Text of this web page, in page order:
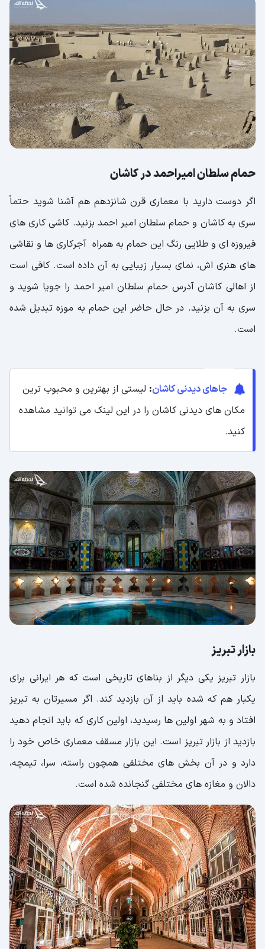
حمام سلطان امیراحمد در کاشان
اگر دوست دارید با معماری قرن شانزدهم هم آشنا شوید حتماً
سری به کاشان و حمام سلطان امیر احمد بزنید. کاشی کاری های
فیروزه ای و طلایی رنگ این حمام به همراه آجرکاری ها و نقاشی
های هنری اش، نمای بسیار زیبایی به آن داده است. کافی است
از اهالی کاشان آدرس حمام سلطان امیر احمد را جویا شوید و
سری به آن بزنید. در حال حاضر این حمام به موزه تبدیل شده
است.
جاهای دیدنی کاشان: لیستی از بهترین و محبوب ترین
مکان های دیدنی کاشان را در این لینک می توانید مشاهده
کنید.
بازار تبریز
بازار تبریز یکی دیگر از بناهای تاریخی است که هر ایرانی برای
یکبار هم که شده باید از آن بازدید کند. اگر مسیرتان به تبریز
افتاد و به شهر اولین ها رسیدید، اولین کاری که باید انجام دهید
بازدید از بازار تبریز است. این بازار مسقف معماری خاص خود را
دارد و در آن بخش های مختلفی همچون راسته، سرا، تیمچه،
دالان و مغازه های مختلفی گنجانده شده است.